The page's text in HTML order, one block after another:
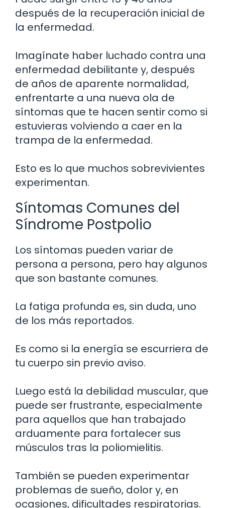
después de la recuperación inicial de
la enfermedad.
Imagínate haber luchado contra una
enfermedad debilitante y, después
de años de aparente normalidad,
enfrentarte a una nueva ola de
síntomas que te hacen sentir como si
estuvieras volviendo a caer en la
trampa de la enfermedad.
Esto es lo que muchos sobrevivientes
experimentan.
Síntomas Comunes del
Síndrome Postpolio
Los síntomas pueden variar de
persona a persona, pero hay algunos
que son bastante comunes.
La fatiga profunda es, sin duda, uno
de los más reportados.
Es como si la energía se escurriera de
tu cuerpo sin previo aviso.
Luego está la debilidad muscular, que
puede ser frustrante, especialmente
para aquellos que han trabajado
arduamente para fortalecer sus
músculos tras la poliomielitis.
También se pueden experimentar
problemas de sueño, dolor y, en
ocasiones, dificultades respiratorias.